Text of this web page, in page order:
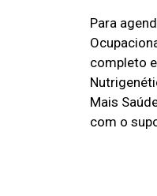
Para
completo
Mais
com o